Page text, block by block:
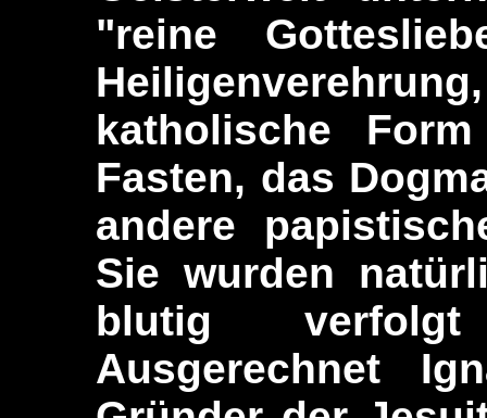
"reine
katholische
Fasten, das
andere
Sie wurden
blutig
Ausgerechnet